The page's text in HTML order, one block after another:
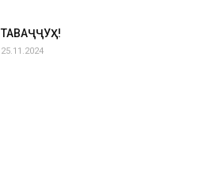
ТАВАҶҶУҲ!
25.11.2024